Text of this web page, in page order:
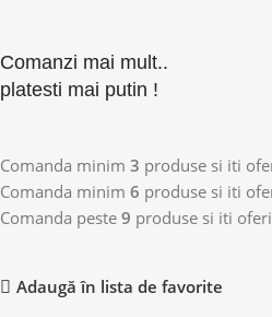
Comanzi mai mult..
platesti mai putin !
Comanda minim 3 produse si iti
Comanda minim 6 produse si iti
Comanda peste 9 produse si iti
Adaugă în lista de favorite